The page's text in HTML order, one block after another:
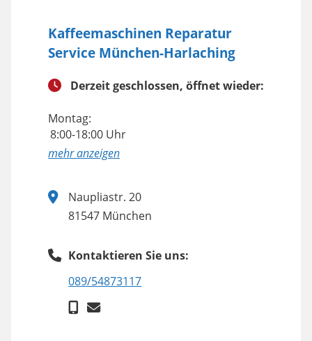
Kaffeemaschinen Reparatur
Service München-Harlaching
Derzeit geschlossen, öffnet wieder:
Montag:
8:00-18:00 Uhr
anzeigen
Naupliastr. 20
81547 München
Kontaktieren Sie uns:
089/54873117